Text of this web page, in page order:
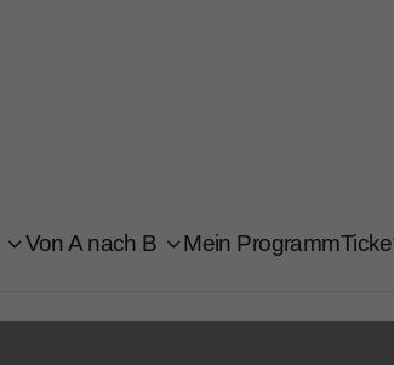
Von A nach B Mein Programm